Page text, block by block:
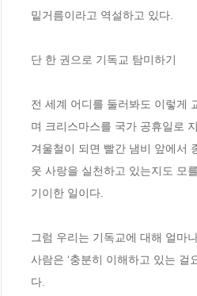
밑거름이라고 역설하고 있다.
단 한 권으로 기독교 탐미하기
전 세계 어디를 둘러봐도 이렇게
며 크리스마스를 국가 공휴일로
겨울철이 되면 빨간 냄비 앞에서
웃 사랑을 실천하고 있는지도 모
기이한 일이다.
그럼 우리는 기독교에 대해 얼마
사람은 ‘충분히 이해하고 있는 걸
다.